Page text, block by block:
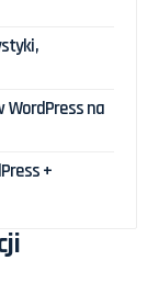
na
+